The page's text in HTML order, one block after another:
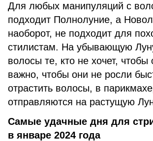
Для любых манипуляций с
подходит Полнолуние, а
наоборот, не подходит для
стилистам. На убывающую
волосы те, кто не хочет, чтобы
важно, чтобы они не росли
отрастить волосы, в
отправляются на растущую
Самые удачные дня для
в январе 2024 года